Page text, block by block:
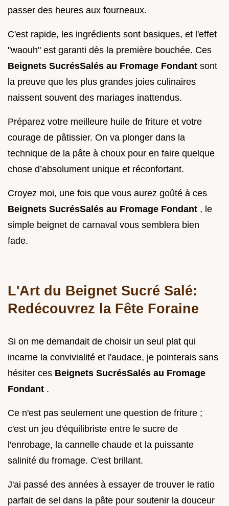
passer des heures aux fourneaux.
C'est rapide, les ingrédients sont basiques, et l'effet
"waouh" est garanti dès la première bouchée. Ces
Beignets SucrésSalés au Fromage Fondant sont
la preuve que les plus grandes joies culinaires
naissent souvent des mariages inattendus.
Préparez votre meilleure huile de friture et votre
courage de pâtissier. On va plonger dans la
technique de la pâte à choux pour en faire quelque
chose d’absolument unique et réconfortant.
Croyez moi, une fois que vous aurez goûté à ces
Beignets SucrésSalés au Fromage Fondant , le
simple beignet de carnaval vous semblera bien
fade.
L'Art du Beignet Sucré Salé:
Redécouvrez la Fête Foraine
Si on me demandait de choisir un seul plat qui
incarne la convivialité et l'audace, je pointerais sans
hésiter ces Beignets SucrésSalés au Fromage
Fondant .
Ce n'est pas seulement une question de friture ;
c'est un jeu d'équilibriste entre le sucre de
l'enrobage, la cannelle chaude et la puissante
salinité du fromage. C'est brillant.
J'ai passé des années à essayer de trouver le ratio
parfait de sel dans la pâte pour soutenir la douceur